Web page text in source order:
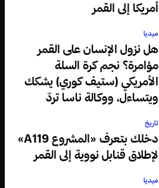
أمريكا إلى القمر
ميديا
هل نزول الإنسان على القمر
مؤامرة؟ نجم كرة السلة
الأمريكي (ستيف كوري) يشكك
ويتساءل، ووكالة ناسا تردّ
تاريخ
دخلك بتعرف «المشروع A119»
لإطلاق قنابل نووية إلى القمر
ميديا